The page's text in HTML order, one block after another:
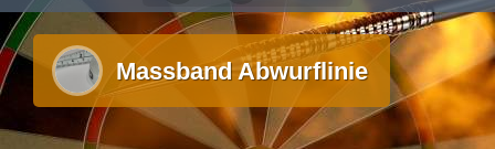
Massband Abwurflinie